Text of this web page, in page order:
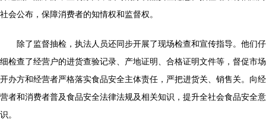
社会公布，保障消费者的知情权和监督权。
除了监督抽检，执法人员还同步开展了现场检查和宣传指导。他们仔
细检查了经营户的进货查验记录、产地证明、合格证明文件等，督促市场
开办方和经营者严格落实食品安全主体责任，严把进货关、销售关。向经
营者和消费者普及食品安全法律法规及相关知识，提升全社会食品安全意
识。